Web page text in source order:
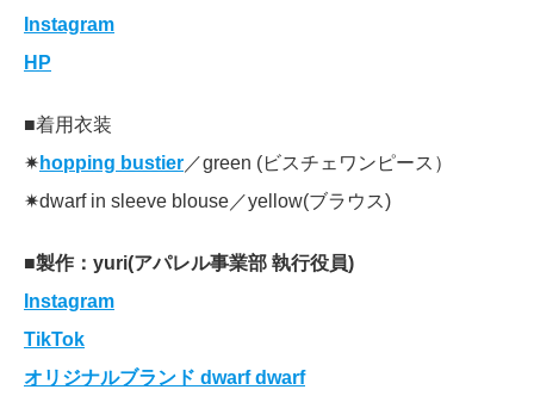
Instagram
HP
■着用衣装
✷hopping bustier ／green (ビスチェワンピース）
✷dwarf in sleeve blouse／yellow(ブラウス)
■製作：yuri(アパレル事業部 執行役員)
Instagram
TikTok
オリジナルブランド dwarf dwarf